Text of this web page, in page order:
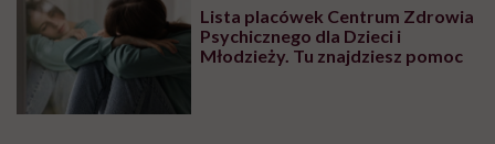
Lista placówek Centrum Zdrowia
Psychicznego dla Dzieci i
Młodzieży. Tu znajdziesz pomoc